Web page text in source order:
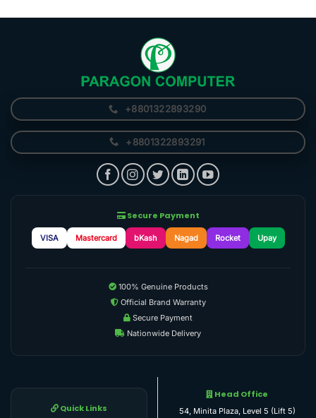
+8801322893290
+8801322893291
Secure Payment
VISA Mastercard bKash Nagad Rocket Upay
100% Genuine Products
Official Brand Warranty
Secure Payment
Nationwide Delivery
Quick Links
Head Office
54, Minita Plaza, Level 5 (Lift 5)